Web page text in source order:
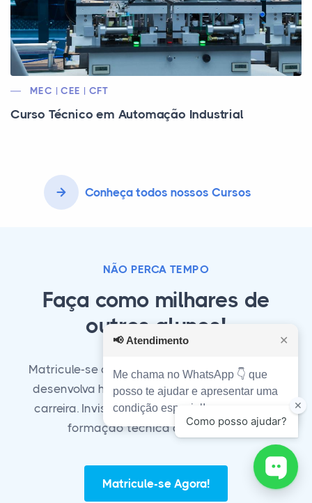
MEC | CEE | CFT
Curso Técnico em Automação Industrial
Conheça todos nossos Cursos
NÃO PERCA TEMPO
Faça como milhares de
outros alunos!
Matricule-se agora em nosso curso técnico e
desenvolva habilidades essenciais para sua
carreira. Invista em seu futuro com a melhor
formação técnica do mercado!
Matricule-se Agora!
📢 Atendimento ✕
Me chama no WhatsApp 👇 que
posso te ajudar e apresentar uma
condição especial!